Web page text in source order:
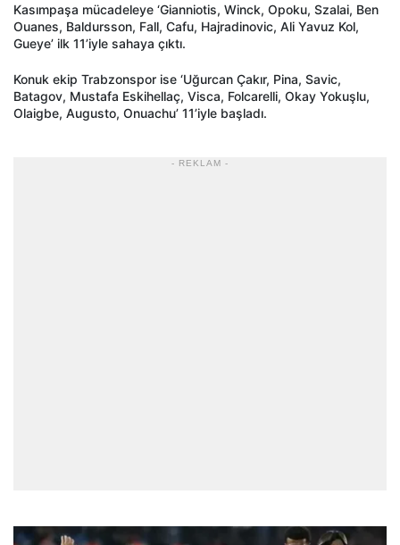
Kasımpaşa mücadeleye ‘Gianniotis, Winck, Opoku, Szalai, Ben
Ouanes, Baldursson, Fall, Cafu, Hajradinovic, Ali Yavuz Kol,
Gueye’ ilk 11’iyle sahaya çıktı.
Konuk ekip Trabzonspor ise ‘Uğurcan Çakır, Pina, Savic,
Batagov, Mustafa Eskihellaç, Visca, Folcarelli, Okay Yokuşlu,
Olaigbe, Augusto, Onuachu’ 11’iyle başladı.
- REKLAM -